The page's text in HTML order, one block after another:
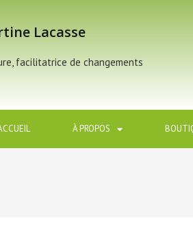
Lacasse
facilitatrice de changements
À PROPOS